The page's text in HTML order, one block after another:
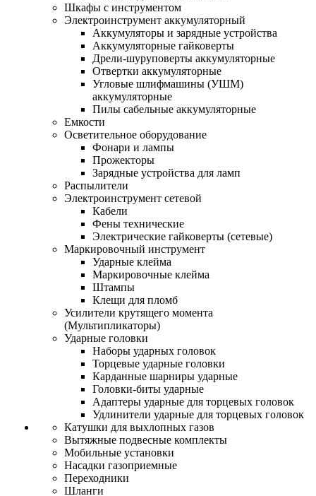
Шкафы с инструментом
Электроинструмент аккумуляторный
Аккумуляторы и зарядные устройства
Аккумуляторные гайковерты
Дрели-шуруповерты аккумуляторные
Отвертки аккумуляторные
Угловые шлифмашины (УШМ)
аккумуляторные
Пилы сабельные аккумуляторные
Емкости
Осветительное оборудование
Фонари и лампы
Прожекторы
Зарядные устройства для ламп
Распылители
Электроинструмент сетевой
Кабели
Фены технические
Электрические гайковерты (сетевые)
Маркировочный инструмент
Ударные клейма
Маркировочные клейма
Штампы
Клещи для пломб
Усилители крутящего момента
(Мультипликаторы)
Ударные головки
Наборы ударных головок
Торцевые ударные головки
Карданные шарниры ударные
Головки-биты ударные
Адаптеры ударные для торцевых головок
Удлинители ударные для торцевых головок
Катушки для выхлопных газов
Вытяжные подвесные комплекты
Мобильные установки
Насадки газоприемные
Переходники
Шланги